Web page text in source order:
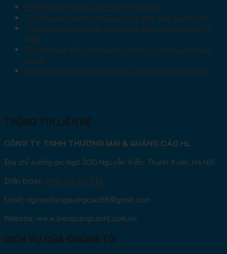
50 Mẫu biển quảng cáo đẹp tại Ba Đình
100 Mẫu biển quảng tại Cầu Giấy đẹp, báo giá chi tiết
Tổng hợp 30 mẫu biển quảng cáo đẹp, phổ biến tại Từ
Liêm
Thi công lắp đặt biển quảng cáo Mễ Trì chất lượng cao
giá tốt
Làm biển quảng cáo Hoàng Mai chất lượng cao giá tốt
THÔNG TIN LIÊN HỆ
CÔNG TY TNHH THƯƠNG MẠI & QUẢNG CÁO HL
Địa chỉ xưởng sx: Ngõ 300 Nguyễn Xiển, Thanh Xuân, Hà Nội
Điện thoại: 036.33.66.712
Email: nguyentungquangcao88@gmail.com
Website: www.bienquangcaohl.com.vn
DỊCH VỤ CỦA CHÚNG TÔI